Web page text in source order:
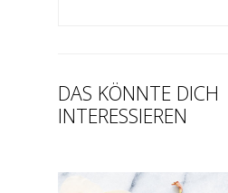
DAS KÖNNTE DICH
INTERESSIEREN